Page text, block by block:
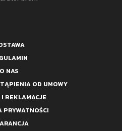
O NAS
OD UMOWY
REKLAMACJE
PRYWATNOŚCI